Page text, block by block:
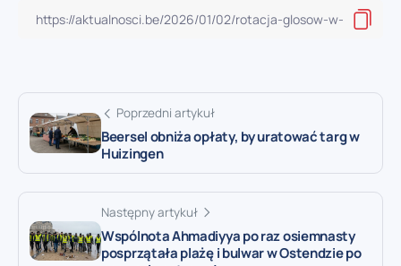
Poprzedni artykuł
Beersel obniża opłaty, by uratować targ w
Huizingen
Następny artykuł
Wspólnota Ahmadiyya po raz osiemnasty
posprzątała plażę i bulwar w Ostendzie po